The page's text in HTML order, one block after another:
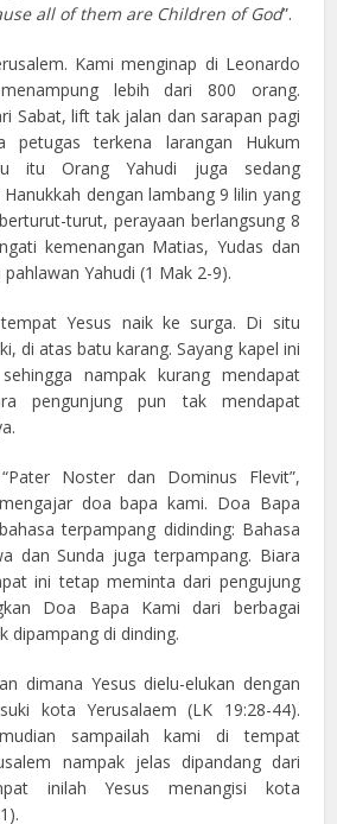
all of them are Children of God”.
Kami menginap di Leonardo
lebih dari 800 orang.
Sabat, lift tak jalan dan sarapan pagi
petugas terkena larangan Hukum
itu Orang Yahudi juga sedang
dengan lambang 9 lilin yang
turut, perayaan berlangsung 8
kemenangan Matias, Yudas dan
Yahudi (1 Mak 2-9).
Yesus naik ke surga. Di situ
di atas batu karang. Sayang kapel ini
nampak kurang mendapat
pengunjung pun tak mendapat
Noster dan Dominus Flevit”,
doa bapa kami. Doa Bapa
terpampang didinding: Bahasa
dan Sunda juga terpampang. Biara
ini tetap meminta dari pengujung
Doa Bapa Kami dari berbagai
dipampang di dinding.
dimana Yesus dielu-elukan dengan
kota Yerusalaem (LK 19:28-44).
sampailah kami di tempat
nampak jelas dipandang dari
inilah Yesus menangisi kota